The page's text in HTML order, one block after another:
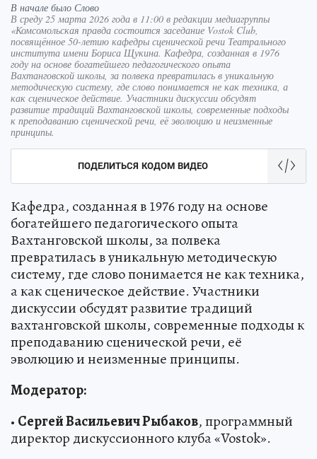
В начале было Слово
В среду 25 марта 2026 года в 11:00 в редакции медиагруппы
«Комсомольская правда состоится заседание Vostok Club,
посвящённое 50-летию кафедры сценической речи Театрального
института имени Бориса Щукина. Кафедра, созданная в 1976
году на основе богатейшего педагогического опыта
Вахтанговской школы, за полвека превратилась в уникальную
методическую систему, где слово понимается не как техника, а
как сценическое действие. Участники дискуссии обсудят
развитие традиций Вахтанговской школы, современные подходы
к преподаванию сценической речи, её эволюцию и неизменные
принципы.
ПОДЕЛИТЬСЯ КОДОМ ВИДЕО
Кафедра, созданная в 1976 году на основе
богатейшего педагогического опыта
Вахтанговской школы, за полвека
превратилась в уникальную методическую
систему, где слово понимается не как техника,
а как сценическое действие. Участники
дискуссии обсудят развитие традиций
вахтанговской школы, современные подходы к
преподаванию сценической речи, её
эволюцию и неизменные принципы.
Модератор:
• Сергей Васильевич Рыбаков, программный
директор дискуссионного клуба «Vostok».